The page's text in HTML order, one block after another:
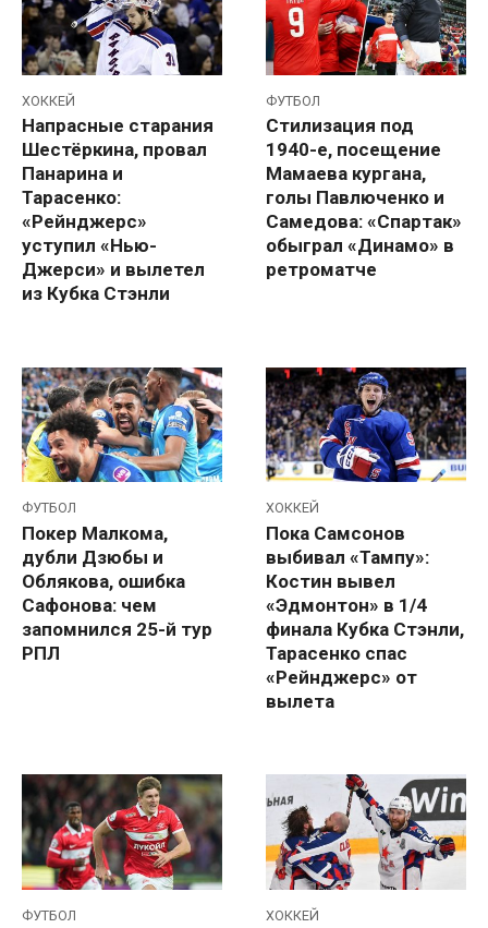
ХОККЕЙ
Напрасные старания
Шестёркина, провал
Панарина и
Тарасенко:
«Рейнджерс»
уступил «Нью-
Джерси» и вылетел
из Кубка Стэнли
ФУТБОЛ
Стилизация под
1940-е, посещение
Мамаева кургана,
голы Павлюченко и
Самедова: «Спартак»
обыграл «Динамо» в
ретроматче
ФУТБОЛ
Покер Малкома,
дубли Дзюбы и
Облякова, ошибка
Сафонова: чем
запомнился 25-й тур
РПЛ
ХОККЕЙ
Пока Самсонов
выбивал «Тампу»:
Костин вывел
«Эдмонтон» в 1/4
финала Кубка Стэнли,
Тарасенко спас
«Рейнджерс» от
вылета
ФУТБОЛ ХОККЕЙ